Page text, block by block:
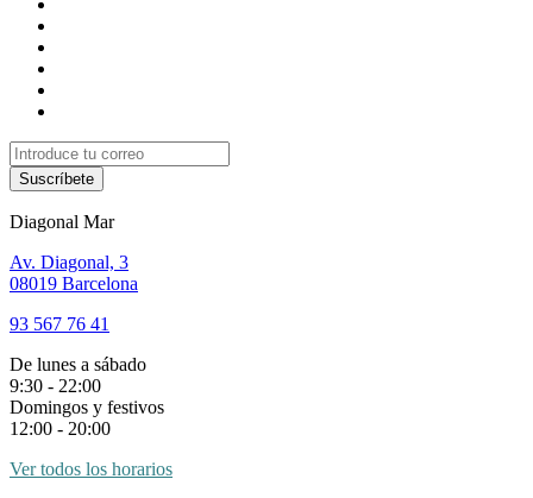
Suscríbete
Diagonal Mar
Av. Diagonal, 3
08019 Barcelona
93 567 76 41
De lunes a sábado
9:30 - 22:00
Domingos y festivos
12:00 - 20:00
Ver todos los horarios